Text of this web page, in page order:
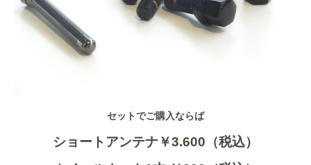
セットでご購入ならば
ショートアンテナ￥3.600（税込）